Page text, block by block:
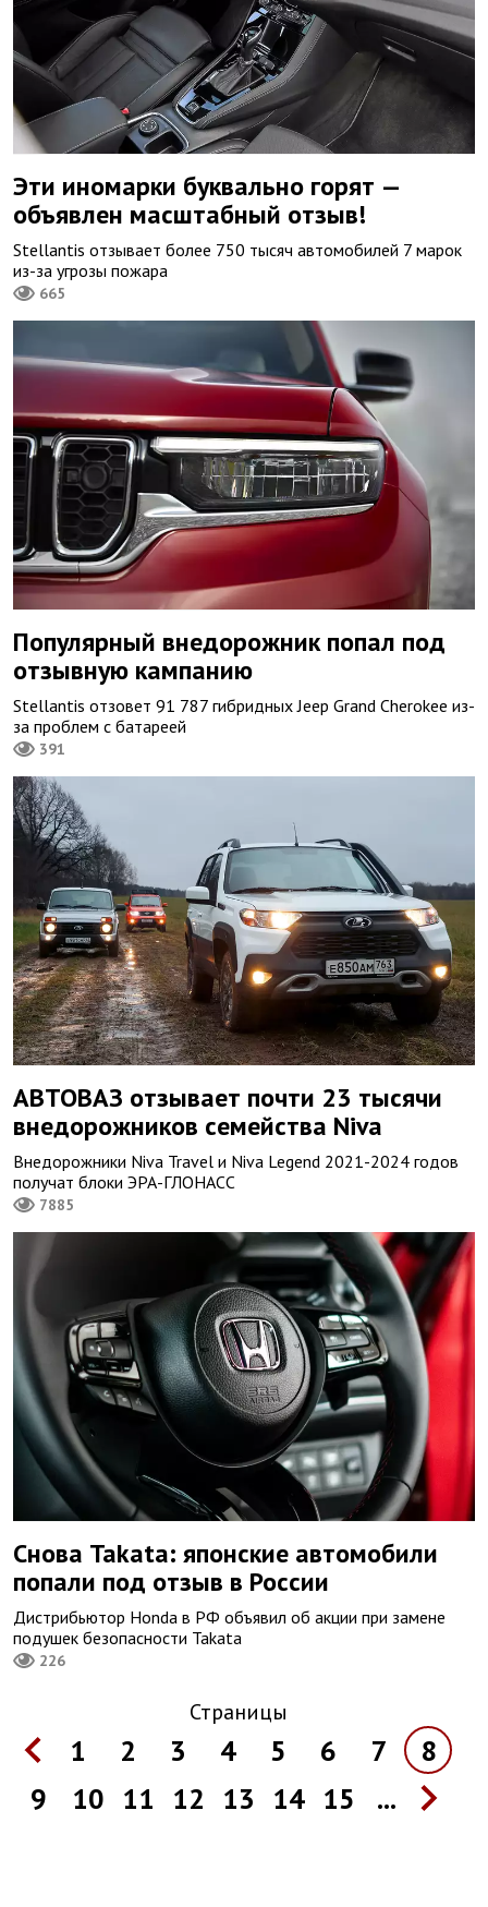
Эти иномарки буквально горят —
объявлен масштабный отзыв!
Stellantis отзывает более 750 тысяч автомобилей 7 марок
из-за угрозы пожара
665
Популярный внедорожник попал под
отзывную кампанию
Stellantis отзовет 91 787 гибридных Jeep Grand Cherokee из-
за проблем с батареей
391
АВТОВАЗ отзывает почти 23 тысячи
внедорожников семейства Niva
Внедорожники Niva Travel и Niva Legend 2021-2024 годов
получат блоки ЭРА-ГЛОНАСС
7885
Снова Takata: японские автомобили
попали под отзыв в России
Дистрибьютор Honda в РФ объявил об акции при замене
подушек безопасности Takata
226
Страницы
1 2 3 4 5 6 7
8
9
10 11 12 13 14 15 ...